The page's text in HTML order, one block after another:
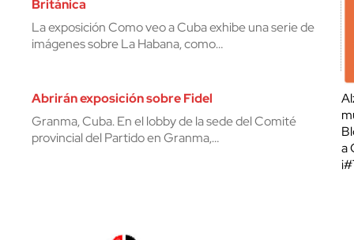
Británica
La exposición Como veo a Cuba exhibe una serie de
imágenes sobre La Habana, como…
Abrirán exposición sobre Fidel
Granma, Cuba. En el lobby de la sede del Comité
provincial del Partido en Granma,…
a